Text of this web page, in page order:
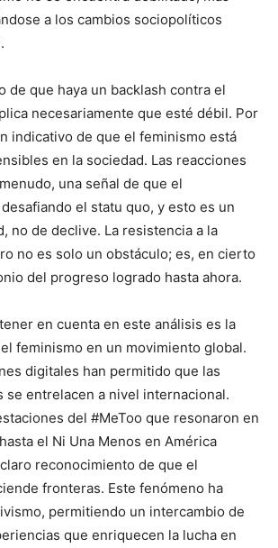
a los cambios sociopolíticos
de que haya un backlash contra el
necesariamente que esté débil. Por
indicativo de que el feminismo está
en la sociedad. Las reacciones
una señal de que el
el statu quo, y esto es un
no de declive. La resistencia a la
no es solo un obstáculo; es, en cierto
del progreso logrado hasta ahora.
en cuenta en este análisis es la
feminismo en un movimiento global.
digitales han permitido que las
se entrelacen a nivel internacional.
del #MeToo que resonaron en
el Ni Una Menos en América
reconocimiento de que el
fronteras. Este fenómeno ha
permitiendo un intercambio de
que enriquecen la lucha en